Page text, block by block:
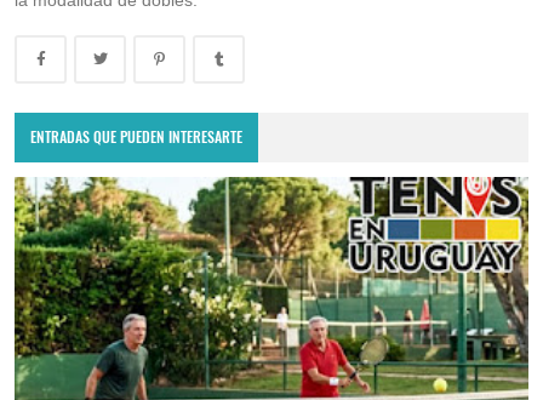
ENTRADAS QUE PUEDEN INTERESARTE